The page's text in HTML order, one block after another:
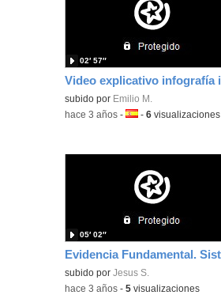
subido por Emilio M.
02′ 57″
-hace 3 años -Idioma:
-6 visualizaciones
subido porJesus S.
05′ 02″
-hace 3 años -5 visualizaciones